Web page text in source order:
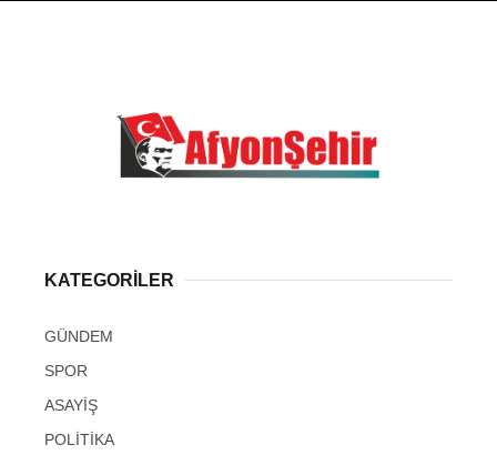
KATEGORİLER
GÜNDEM
SPOR
ASAYİŞ
POLİTİKA